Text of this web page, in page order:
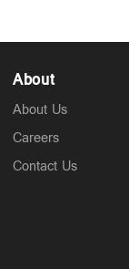
About
About Us
Careers
Contact Us